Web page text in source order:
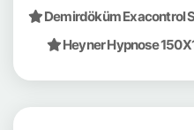
Demirdöküm Exacontrol
Heyner Hypnose